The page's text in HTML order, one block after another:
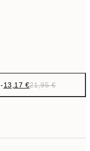
-13,17 €21,95 €